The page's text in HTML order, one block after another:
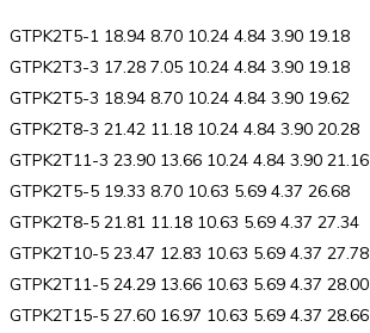
GTPK2T5-1 18.94 8.70 10.24 4.84 3.90 19.18
GTPK2T3-3 17.28 7.05 10.24 4.84 3.90 19.18
GTPK2T5-3 18.94 8.70 10.24 4.84 3.90 19.62
GTPK2T8-3 21.42 11.18 10.24 4.84 3.90 20.28
GTPK2T11-3 23.90 13.66 10.24 4.84 3.90 21.16
GTPK2T5-5 19.33 8.70 10.63 5.69 4.37 26.68
GTPK2T8-5 21.81 11.18 10.63 5.69 4.37 27.34
GTPK2T10-5 23.47 12.83 10.63 5.69 4.37 27.78
GTPK2T11-5 24.29 13.66 10.63 5.69 4.37 28.00
GTPK2T15-5 27.60 16.97 10.63 5.69 4.37 28.66